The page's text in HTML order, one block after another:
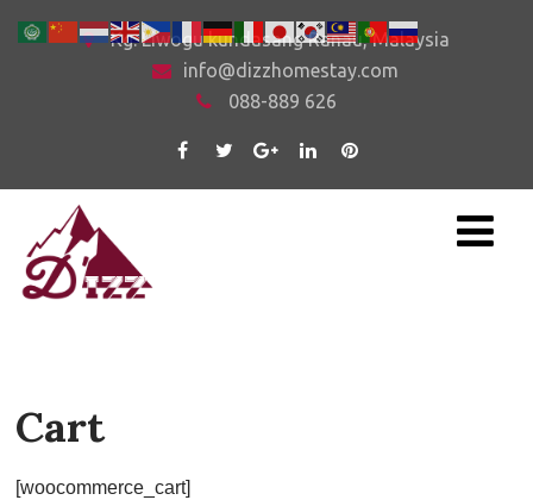
Kg. Liwogu kundasang Ranau, Malaysia
info@dizzhomestay.com
088-889 626
Cart
[woocommerce_cart]